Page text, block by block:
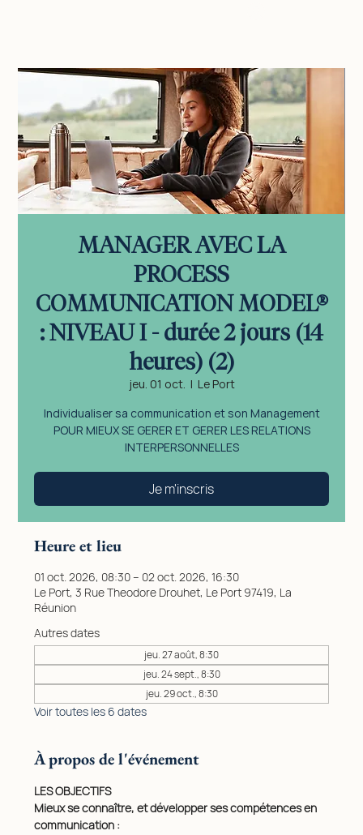
MANAGER AVEC LA
PROCESS
COMMUNICATION MODEL®
: NIVEAU I - durée 2 jours (14
heures) (2)
jeu. 01 oct.
  |
Le Port
Individualiser sa communication et son Management
POUR MIEUX SE GERER ET GERER LES RELATIONS
INTERPERSONNELLES
Je m'inscris
Heure et lieu
01 oct. 2026, 08:30 – 02 oct. 2026, 16:30
Le Port, 3 Rue Theodore Drouhet, Le Port 97419, La
Réunion
Autres dates
jeu. 27 août, 8:30
jeu. 24 sept., 8:30
jeu. 29 oct., 8:30
Voir toutes les 6 dates
À propos de l'événement
LES OBJECTIFS
Mieux se connaître, et développer ses compétences en
communication :